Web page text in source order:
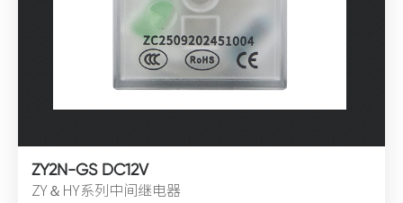
ZY2N-GS DC12V
ZY＆HY系列中间继电器